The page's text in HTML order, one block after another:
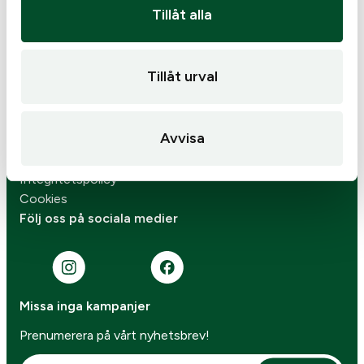
Tillåt alla
Tillåt urval
Avvisa
Personalen
Integritetspolicy
Cookies
Följ oss på sociala medier
Missa inga kampanjer
Prenumerera på vårt nyhetsbrev!